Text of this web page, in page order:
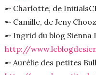
➸ Charlotte, de
➸ Camille, de Jeny
➸ Ingrid du blog Sienna
http://
➸ Aurélie des petites